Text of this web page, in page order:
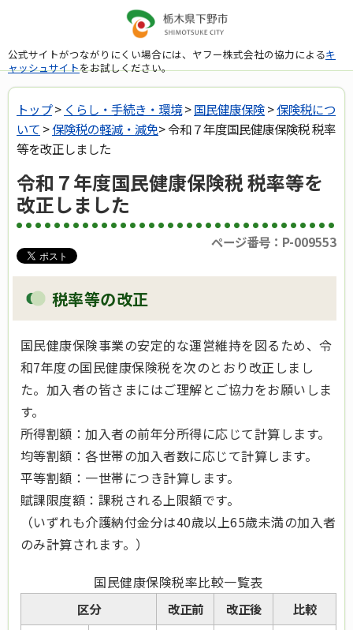
公式サイトがつながりにくい場合には、ヤフー株式会社の協力によるキ
ャッシュサイトをお試しください。
トップ> くらし・手続き・環境>国民健康保険>保険税につ
いて >保険税の軽減・減免> 令和７年度国民健康保険税 税率
等を改正しました
令和７年度国民健康保険税 税率等を
改正しました
ページ番号：P-009553
税率等の改正
国民健康保険事業の安定的な運営維持を図るため、令
和7年度の国民健康保険税を次のとおり改正しまし
た。加入者の皆さまにはご理解とご協力をお願いしま
す。
所得割額：加入者の前年分所得に応じて計算します。
均等割額：各世帯の加入者数に応じて計算します。
平等割額：一世帯につき計算します。
賦課限度額：課税される上限額です。
（いずれも介護納付金分は40歳以上65歳未満の加入者
のみ計算されます。）
区分 改正前 改正後 比較
国民健康保険税率比較一覧表